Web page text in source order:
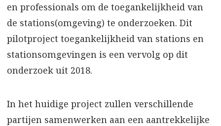
en professionals om de toegankelijkheid van
de stations(omgeving) te onderzoeken. Dit
pilotproject toegankelijkheid van stations en
stationsomgevingen is een vervolg op dit
onderzoek uit 2018.
In het huidige project zullen verschillende
partijen samenwerken aan een aantrekkelijke